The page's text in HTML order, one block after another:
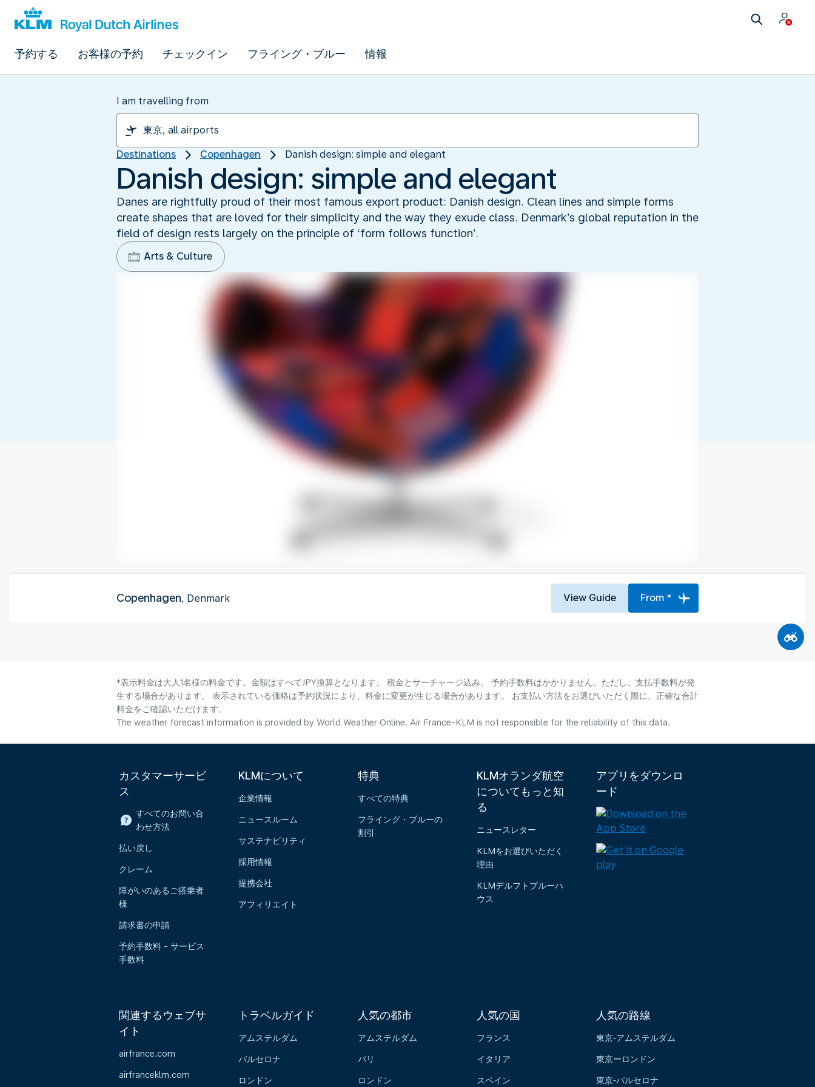
予約する お客様の予約 チェックイン フライング・ブルー 情報
I am travelling from
Destinations Copenhagen Danish design: simple and elegant
Danish design: simple and elegant
Danes are rightfully proud of their most famous export product: Danish design. Clean lines and simple forms
create shapes that are loved for their simplicity and the way they exude class. Denmark’s global reputation in the
field of design rests largely on the principle of ‘form follows function’.
Arts & Culture
Copenhagen, Denmark View Guide From *
*表示料金は大人1名様の料金です。金額はすべてJPY換算となります。 税金とサーチャージ込み。 予約手数料はかかりません。ただし、支払手数料が発
生する場合があります。 表示されている価格は予約状況により、料金に変更が生じる場合があります。 お支払い方法をお選びいただく際に、正確な合計
料金をご確認いただけます。
The weather forecast information is provided by World Weather Online. Air France-KLM is not responsible for the reliability of this data.
カスタマーサービ
ス
すべてのお問い合
わせ方法
払い戻し
クレーム
障がいのあるご搭乗者
様
請求書の申請
予約手数料 - サービス
手数料
KLMについて
企業情報
ニュースルーム
サステナビリティ
採用情報
提携会社
アフィリエイト
特典
すべての特典
フライング・ブルーの
割引
KLMオランダ航空
についてもっと知
る
ニュースレター
KLMをお選びいただく
理由
KLMデルフトブルーハ
ウス
アプリをダウンロ
ード
関連するウェブサ
イト
airfrance.com
airfranceklm.com
トラベルガイド
アムステルダム
バルセロナ
ロンドン
人気の都市
アムステルダム
パリ
ロンドン
人気の国
フランス
イタリア
スペイン
人気の路線
東京‐アムステルダム
東京ーロンドン
東京‐バルセロナ